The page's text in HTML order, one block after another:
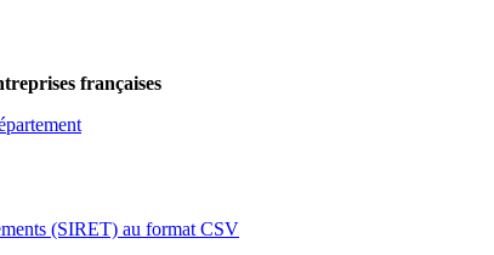
françaises
(SIRET) au format CSV